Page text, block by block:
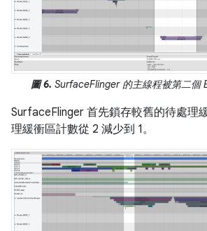
圖 6. SurfaceFlinger 的主線程被第二個
SurfaceFlinger 首先鎖存較舊的待處理
理緩衝區計數從 2 減少到 1。